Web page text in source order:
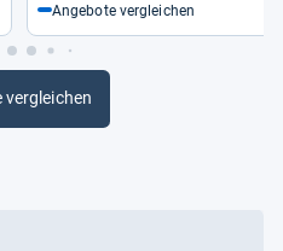
Angebote vergleichen
vergleichen